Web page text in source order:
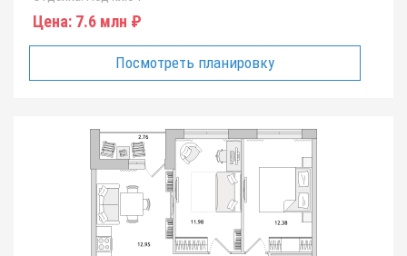
Цена: 7.6 млн ₽
Посмотреть планировку